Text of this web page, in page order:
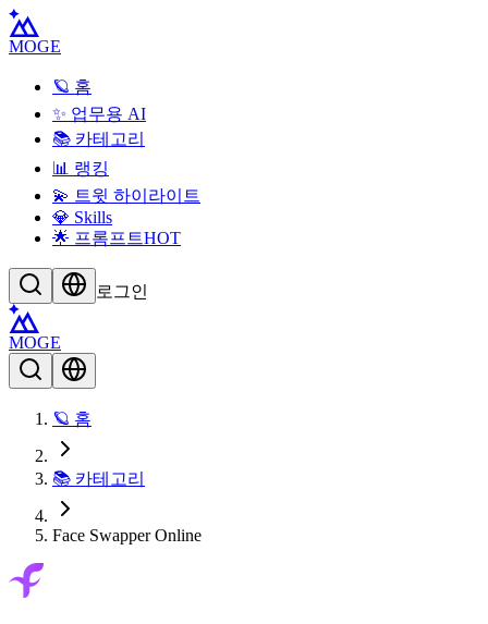
MOGE
🪐 홈
✨ 업무용 AI
📚 카테고리
📊 랭킹
💫 트윗 하이라이트
💎 Skills
🌟 프롬프트HOT
로그인
MOGE
🪐 홈
📚 카테고리
Face Swapper Online